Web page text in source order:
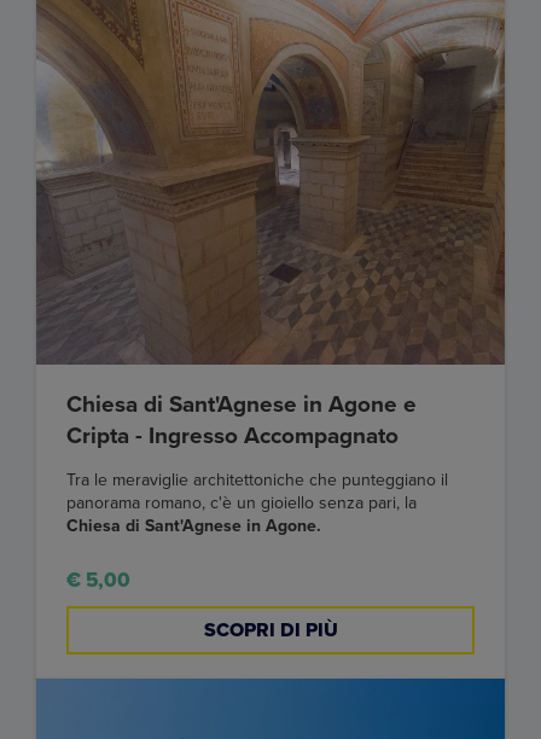
Chiesa di Sant'Agnese in Agone e
Cripta - Ingresso Accompagnato
Tra le meraviglie architettoniche che punteggiano il
panorama romano, c'è un gioiello senza pari, la
Chiesa di Sant'Agnese in Agone.
€ 5,00
SCOPRI DI PIÙ